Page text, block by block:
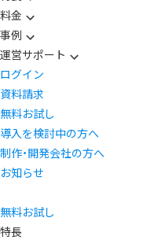
料金
事例
運営サポート
ログイン
資料請求
無料お試し
導入を検討中の方へ
制作・開発会社の方へ
お知らせ
無料お試し
特長